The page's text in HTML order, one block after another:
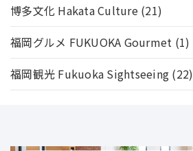
博多文化 Hakata Culture(21)
福岡グルメ FUKUOKA Gourmet (1)
福岡観光 Fukuoka Sightseeing (22)